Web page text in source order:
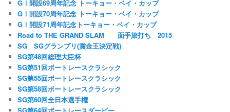
GⅠ開設69周年記念 トーキョー・ベイ・カップ
GⅠ開設70周年記念 トーキョー・ベイ・カップ
GⅠ開設71周年記念トーキョー・ベイ・カップ
Road to THE GRAND SLAM 面手旅打ち 2015
SG SGグランプリ(賞金王決定戦)
SG第48回総理大臣杯
SG第51回ボートレースクラシック
SG第55回ボートレースクラシック
SG第58回ボートレースクラシック
SG第60回全日本選手権